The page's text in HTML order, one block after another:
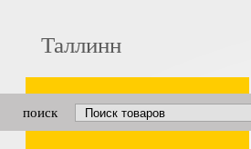
Таллинн
поиск